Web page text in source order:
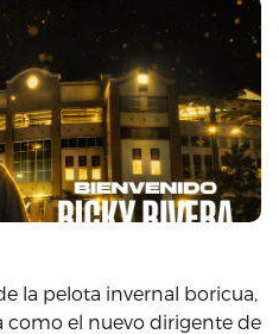
la pelota invernal boricua,
como el nuevo dirigente de